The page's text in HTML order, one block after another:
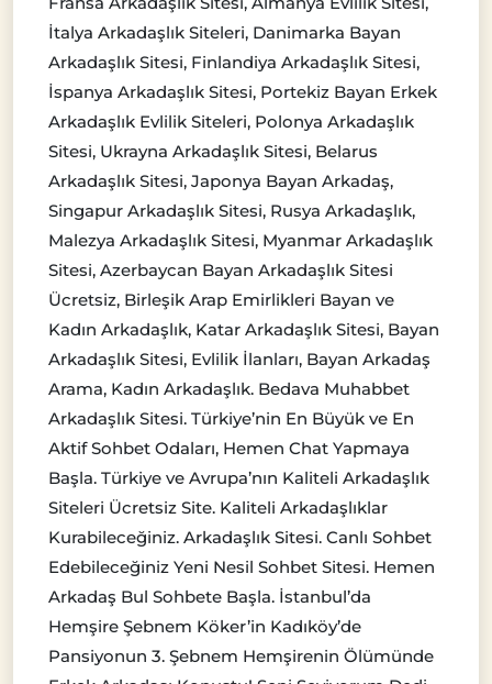
İtalya Arkadaşlık Siteleri, Danimarka Bayan
Arkadaşlık Sitesi, Finlandiya Arkadaşlık Sitesi,
İspanya Arkadaşlık Sitesi, Portekiz Bayan Erkek
Arkadaşlık Evlilik Siteleri, Polonya Arkadaşlık
Sitesi, Ukrayna Arkadaşlık Sitesi, Belarus
Arkadaşlık Sitesi, Japonya Bayan Arkadaş,
Singapur Arkadaşlık Sitesi, Rusya Arkadaşlık,
Malezya Arkadaşlık Sitesi, Myanmar Arkadaşlık
Sitesi, Azerbaycan Bayan Arkadaşlık Sitesi
Ücretsiz, Birleşik Arap Emirlikleri Bayan ve
Kadın Arkadaşlık, Katar Arkadaşlık Sitesi, Bayan
Arkadaşlık Sitesi, Evlilik İlanları, Bayan Arkadaş
Arama, Kadın Arkadaşlık. Bedava Muhabbet
Arkadaşlık Sitesi. Türkiye’nin En Büyük ve En
Aktif Sohbet Odaları, Hemen Chat Yapmaya
Başla. Türkiye ve Avrupa’nın Kaliteli Arkadaşlık
Siteleri Ücretsiz Site. Kaliteli Arkadaşlıklar
Kurabileceğiniz. Arkadaşlık Sitesi. Canlı Sohbet
Edebileceğiniz Yeni Nesil Sohbet Sitesi. Hemen
Arkadaş Bul Sohbete Başla. İstanbul’da
Hemşire Şebnem Köker’in Kadıköy’de
Pansiyonun 3. Şebnem Hemşirenin Ölümünde